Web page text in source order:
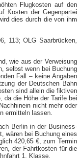
Flugkosten auf den
Kosten der Gegenpartei
dies durch die von ihm
113; OLG Saarbrücken,
wie aus der Verweisung
selbst wenn bei Buchung
Fall – keine Angaben
der Deutschen Bahn
sind allein die fiktiven
die Höhe der Tarife bei
nicht mehr oder
ermitteln lassen.
Berlin in der Business-​
wären bei Buchung eines
420,65 €, zum Termin
der Fahrtkosten für die
1. Klasse.